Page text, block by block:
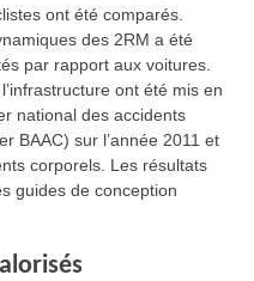
ont été comparés.
des 2RM a été
par rapport aux voitures.
ont été mis en
national des accidents
BAAC) sur l’année 2011 et
corporels. Les résultats
guides de conception